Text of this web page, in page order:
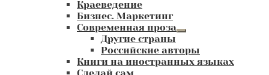
Краеведение
Бизнес. Маркетинг
Современная проза
Развернутое
меню
Другие страны
Российские авторы
Книги на иностранных языках